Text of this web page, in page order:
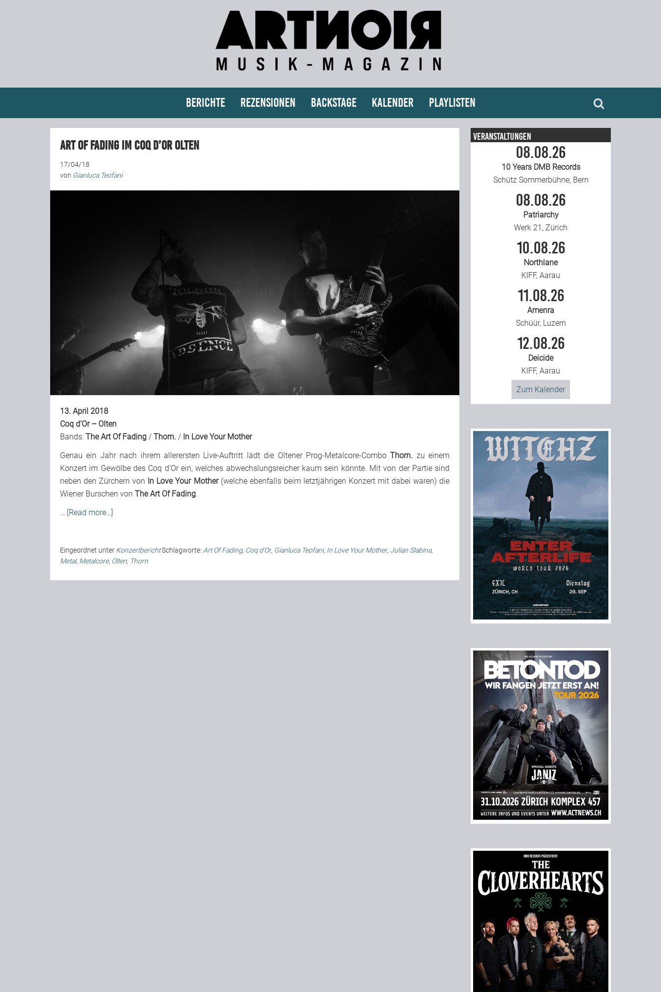
Berichte Rezensionen Backstage Kalender Playlisten
Art Of Fading im Coq d’Or Olten
17/04/18
von Gianluca Teofani
13. April 2018
Coq d’Or – Olten
Bands: The Art Of Fading / Thorn. / In Love Your Mother
Genau ein Jahr nach ihrem allerersten Live-Auftritt lädt die Oltener Prog-Metalcore-ComboThorn. zu einem
Konzert im Gewölbe des Coq d’Or ein, welches abwechslungsreicher kaum sein könnte. Mit von der Partie sind
neben den Zürchern von In Love Your Mother(welche ebenfalls beim letztjährigen Konzert mit dabei waren) die
Wiener Burschen von The Art Of Fading.
… [Read more…]
Eingeordnet unter KonzertberichtSchlagworte: Art Of Fading, Coq d'Or, Gianluca Teofani, In Love Your Mother, Julian Slabina,
Metal, Metalcore, Olten, Thorn
Veranstaltungen
08.08.26
10 Years DMB Records
Schütz Sommerbühne, Bern
08.08.26
Patriarchy
Werk 21, Zürich
10.08.26
Northlane
KIFF, Aarau
11.08.26
Amenra
Schüür, Luzern
12.08.26
Deicide
KIFF, Aarau
Zum Kalender